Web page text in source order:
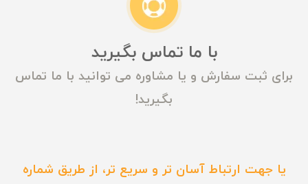
با ما تماس بگیرید
برای ثبت سفارش و یا مشاوره می توانید با ما تماس
بگیرید!
یا جهت ارتباط آسان تر و سریع تر، از طریق شماره